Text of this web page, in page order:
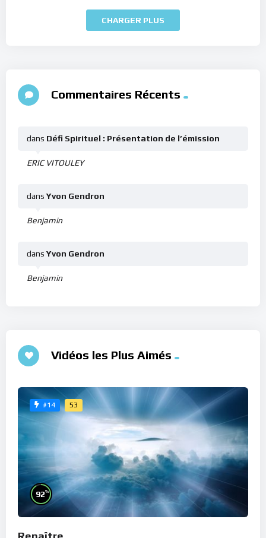
CHARGER PLUS
Commentaires Récents
ERIC VITOULEY
dans Défi Spirituel : Présentation de l’émission
Benjamin
dans Yvon Gendron
Benjamin
dans Yvon Gendron
Vidéos les Plus Aimés
#14 53
92%